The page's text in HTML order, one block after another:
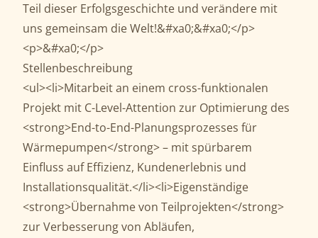
Teil dieser Erfolgsgeschichte und verändere mit
uns gemeinsam die Welt!&#xa0;&#xa0;</p>
<p>&#xa0;</p>
Stellenbeschreibung
<ul><li>Mitarbeit an einem cross-funktionalen
Projekt mit C-Level-Attention zur Optimierung des
<strong>End-to-End-Planungsprozesses für
Wärmepumpen</strong> – mit spürbarem
Einfluss auf Effizienz, Kundenerlebnis und
Installationsqualität.</li><li>Eigenständige
<strong>Übernahme von Teilprojekten</strong>
zur Verbesserung von Abläufen,